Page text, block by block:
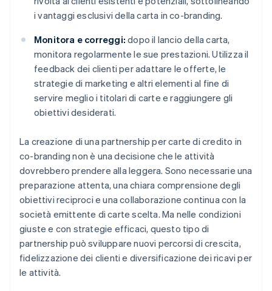
i vantaggi esclusivi della carta in co-branding.
Monitora e correggi: dopo il lancio della carta,
monitora regolarmente le sue prestazioni. Utilizza il
feedback dei clienti per adattare le offerte, le
strategie di marketing e altri elementi al fine di
servire meglio i titolari di carte e raggiungere gli
obiettivi desiderati.
La creazione di una partnership per carte di credito in
co-branding non è una decisione che le attività
dovrebbero prendere alla leggera. Sono necessarie una
preparazione attenta, una chiara comprensione degli
obiettivi reciproci e una collaborazione continua con la
società emittente di carte scelta. Ma nelle condizioni
giuste e con strategie efficaci, questo tipo di
partnership può sviluppare nuovi percorsi di crescita,
fidelizzazione dei clienti e diversificazione dei ricavi per
le attività.